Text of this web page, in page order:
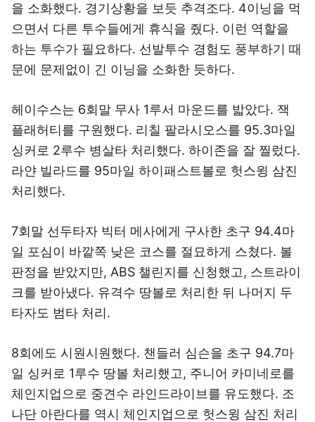
을 소화했다. 경기상황을 보듯 추격조다. 4이닝을 먹
으면서 다른 투수들에게 휴식을 줬다. 이런 역할을
하는 투수가 필요하다. 선발투수 경험도 풍부하기 때
문에 문제없이 긴 이닝을 소화한 듯하다.
헤이수스는 6회말 무사 1루서 마운드를 밟았다. 잭
플래허티를 구원했다. 리칠 팔라시오스를 95.3마일
싱커로 2루수 병살타 처리했다. 하이존을 잘 찔렀다.
라얀 빌라드를 95마일 하이패스트볼로 헛스윙 삼진
처리했다.
7회말 선두타자 빅터 메사에게 구사한 초구 94.4마
일 포심이 바깥쪽 낮은 코스를 절묘하게 스쳤다. 볼
판정을 받았지만, ABS 챌린지를 신청했고, 스트라이
크를 받아냈다. 유격수 땅볼로 처리한 뒤 나머지 두
타자도 범타 처리.
8회에도 시원시원했다. 챈들러 심슨을 초구 94.7마
일 싱커로 1루수 땅볼 처리했고, 주니어 카미네로를
체인지업으로 중견수 라인드라이브를 유도했다. 조
나단 아란다를 역시 체인지업으로 헛스윙 삼진 처리